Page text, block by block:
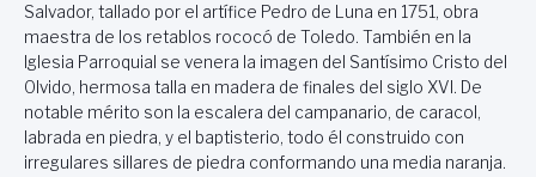
Salvador, tallado por el artífice Pedro de Luna en 1751, obra
maestra de los retablos rococó de Toledo. También en la
Iglesia Parroquial se venera la imagen del Santísimo Cristo del
Olvido, hermosa talla en madera de finales del siglo XVI. De
notable mérito son la escalera del campanario, de caracol,
labrada en piedra, y el baptisterio, todo él construido con
irregulares sillares de piedra conformando una media naranja.